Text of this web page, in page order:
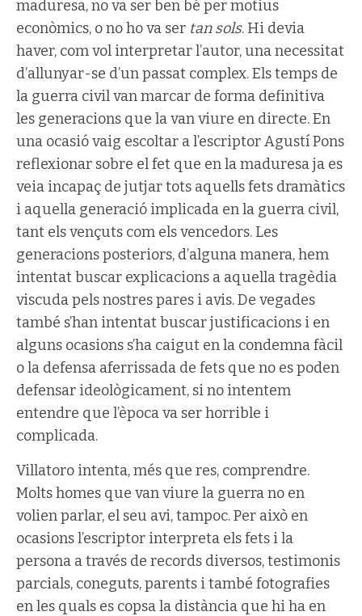
maduresa, no va ser ben bé per motius
econòmics, o no ho va ser tan sols. Hi devia
haver, com vol interpretar l’autor, una necessitat
d’allunyar-se d’un passat complex. Els temps de
la guerra civil van marcar de forma definitiva
les generacions que la van viure en directe. En
una ocasió vaig escoltar a l’escriptor Agustí Pons
reflexionar sobre el fet que en la maduresa ja es
veia incapaç de jutjar tots aquells fets dramàtics
i aquella generació implicada en la guerra civil,
tant els vençuts com els vencedors. Les
generacions posteriors, d’alguna manera, hem
intentat buscar explicacions a aquella tragèdia
viscuda pels nostres pares i avis. De vegades
també s’han intentat buscar justificacions i en
alguns ocasions s’ha caigut en la condemna fàcil
o la defensa aferrissada de fets que no es poden
defensar ideològicament, si no intentem
entendre que l’època va ser horrible i
complicada.
Villatoro intenta, més que res, comprendre.
Molts homes que van viure la guerra no en
volien parlar, el seu avi, tampoc. Per això en
ocasions l’escriptor interpreta els fets i la
persona a través de records diversos, testimonis
parcials, coneguts, parents i també fotografies
en les quals es copsa la distància que hi ha en